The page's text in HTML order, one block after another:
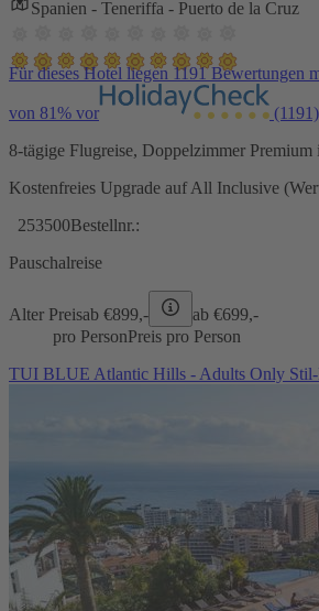
Spanien - Teneriffa - Puerto de la Cruz
Für dieses Hotel liegen 1191 Bewertungen
von 81% vor (1191)
8-tägige Flugreise, Doppelzimmer
Kostenfreies Upgrade auf All Inclusive
253500Bestellnr.:
Pauschalreise
Alter Preisab €899,- ab €699,-
pro PersonPreis pro Person
TUI BLUE Atlantic Hills - Adults Only